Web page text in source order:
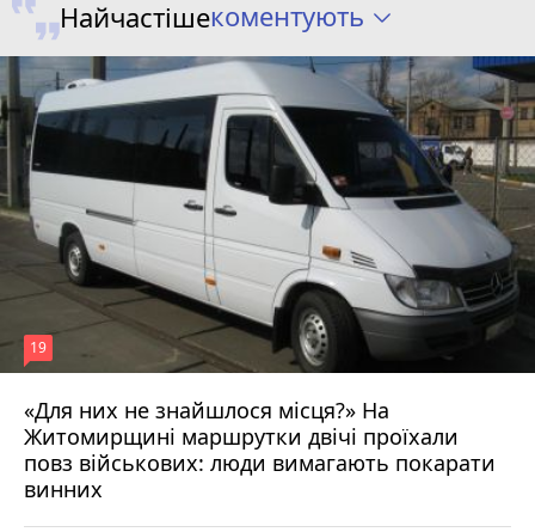
Найчастішекоментують
«Для них не знайшлося місця?» На
Житомирщині маршрутки двічі проїхали
повз військових: люди вимагають покарати
винних
19
17 липня 2026 р.